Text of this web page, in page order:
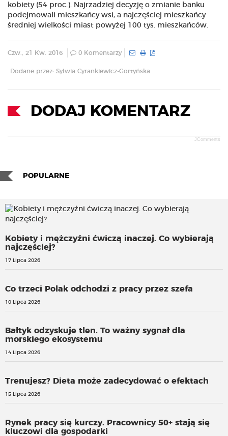
kobiety (54 proc.). Najrzadziej decyzję o zmianie banku
podejmowali mieszkańcy wsi, a najczęściej mieszkańcy
średniej wielkości miast powyżej 100 tys. mieszkańców.
Czw., 21 Kw. 2016 0 Komentarzy
Dodane przez: Sylwia Cyrankiewicz-Gortyńska
DODAJ KOMENTARZ
JComments
POPULARNE
Kobiety i mężczyźni ćwiczą inaczej. Co wybierają
najczęściej?
17 Lipca 2026
Co trzeci Polak odchodzi z pracy przez szefa
10 Lipca 2026
Bałtyk odzyskuje tlen. To ważny sygnał dla
morskiego ekosystemu
14 Lipca 2026
Trenujesz? Dieta może zadecydować o efektach
15 Lipca 2026
Rynek pracy się kurczy. Pracownicy 50+ stają się
kluczowi dla gospodarki